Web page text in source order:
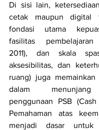
Di sisi lain,
cetak maupun digital
fondasi utama
fasilitas pembelajaran
2011), dan skala
aksesibilitas, dan
ruang) juga
dalam menunjang
penggunaan PSB
Pemahaman atas
menjadi dasar untuk